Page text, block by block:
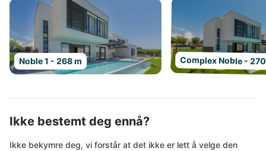
Noble 1 - 268 m Complex Noble -
Ikke bestemt deg ennå?
Ikke bekymre deg, vi forstår at det ikke er lett å velge den